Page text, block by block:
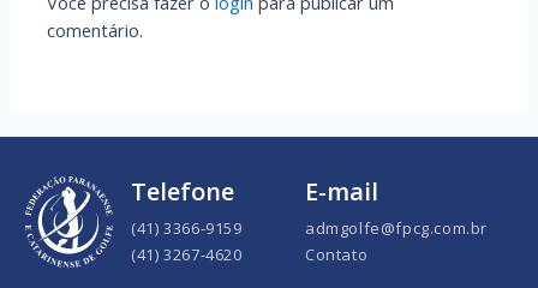
comentário.
Telefone
(41) 3366-9159
(41) 3267-4620
E-mail
admgolfe@fpcg.com.br
Contato